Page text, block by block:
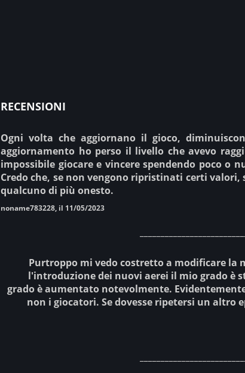
recensioni
Ogni volta che aggiornano il gioco,
aggiornamento ho perso il livello che avevo
impossibile giocare e vincere spendendo poco o
Credo che, se non vengono ripristinati certi
qualcuno di più onesto.
noname783228, il 11/05/2023
Purtroppo mi vedo costretto a modificare la
l'introduzione dei nuovi aerei il mio grado è
grado è aumentato notevolmente.
non i giocatori. Se dovesse ripetersi un